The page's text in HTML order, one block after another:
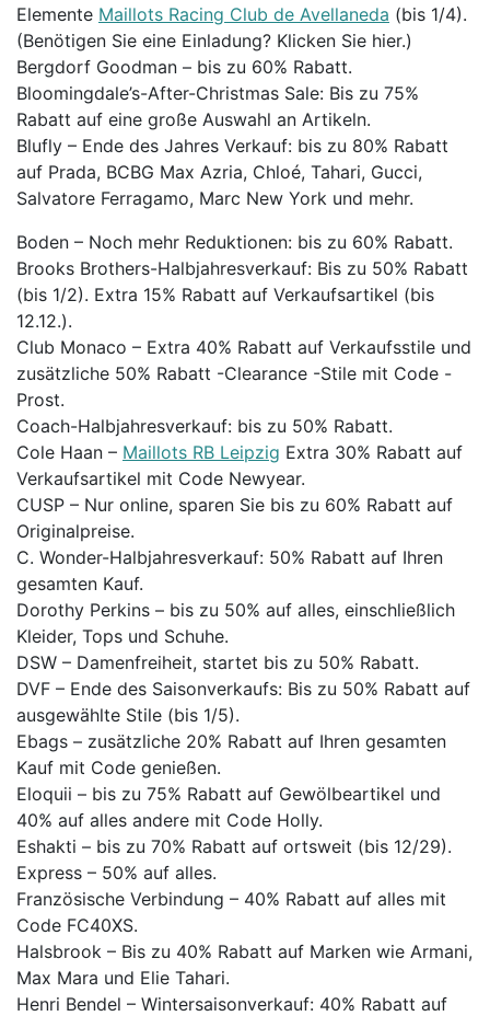
Elemente Maillots Racing Club de Avellaneda (bis 1/4).
(Benötigen Sie eine Einladung? Klicken Sie hier.)
Bergdorf Goodman – bis zu 60% Rabatt.
Bloomingdale’s-After-Christmas Sale: Bis zu 75%
Rabatt auf eine große Auswahl an Artikeln.
Blufly – Ende des Jahres Verkauf: bis zu 80% Rabatt
auf Prada, BCBG Max Azria, Chloé, Tahari, Gucci,
Salvatore Ferragamo, Marc New York und mehr.
Boden – Noch mehr Reduktionen: bis zu 60% Rabatt.
Brooks Brothers-Halbjahresverkauf: Bis zu 50% Rabatt
(bis 1/2). Extra 15% Rabatt auf Verkaufsartikel (bis
12.12.).
Club Monaco – Extra 40% Rabatt auf Verkaufsstile und
zusätzliche 50% Rabatt -Clearance -Stile mit Code -
Prost.
Coach-Halbjahresverkauf: bis zu 50% Rabatt.
Cole Haan – Maillots RB Leipzig Extra 30% Rabatt auf
Verkaufsartikel mit Code Newyear.
CUSP – Nur online, sparen Sie bis zu 60% Rabatt auf
Originalpreise.
C. Wonder-Halbjahresverkauf: 50% Rabatt auf Ihren
gesamten Kauf.
Dorothy Perkins – bis zu 50% auf alles, einschließlich
Kleider, Tops und Schuhe.
DSW – Damenfreiheit, startet bis zu 50% Rabatt.
DVF – Ende des Saisonverkaufs: Bis zu 50% Rabatt auf
ausgewählte Stile (bis 1/5).
Ebags – zusätzliche 20% Rabatt auf Ihren gesamten
Kauf mit Code genießen.
Eloquii – bis zu 75% Rabatt auf Gewölbeartikel und
40% auf alles andere mit Code Holly.
Eshakti – bis zu 70% Rabatt auf ortsweit (bis 12/29).
Express – 50% auf alles.
Französische Verbindung – 40% Rabatt auf alles mit
Code FC40XS.
Halsbrook – Bis zu 40% Rabatt auf Marken wie Armani,
Max Mara und Elie Tahari.
Henri Bendel – Wintersaisonverkauf: 40% Rabatt auf